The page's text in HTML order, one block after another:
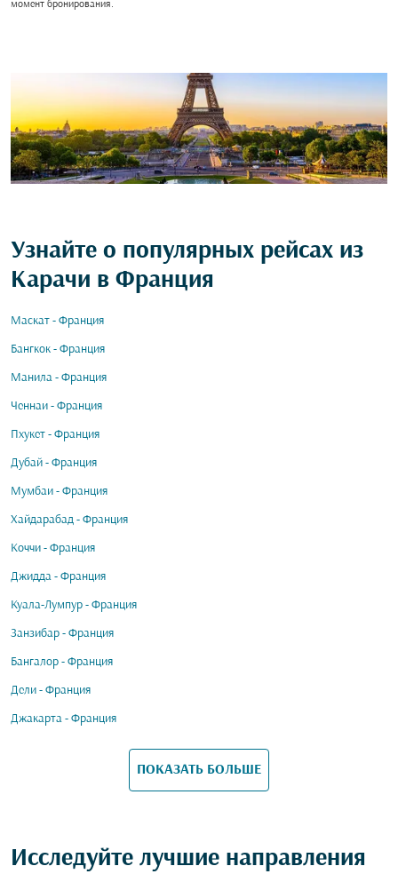
момент бронирования.
Узнайте о популярных рейсах из
Карачи в Франция
Маскат - Франция
Бангкок - Франция
Манила - Франция
Ченнаи - Франция
Пхукет - Франция
Дубай - Франция
Мумбаи - Франция
Хайдарабад - Франция
Коччи - Франция
Джидда - Франция
Куала-Лумпур - Франция
Занзибар - Франция
Бангалор - Франция
Дели - Франция
Джакарта - Франция
ПОКАЗАТЬ БОЛЬШЕ
Исследуйте лучшие направления